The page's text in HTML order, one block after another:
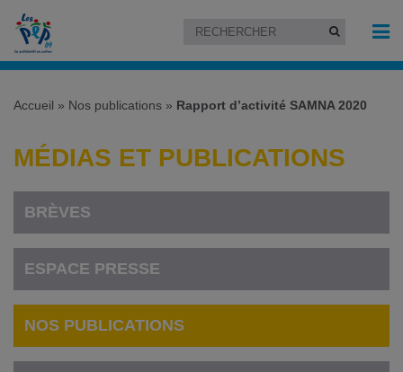
Accueil » Nos publications » Rapport d’activité SAMNA 2020
MÉDIAS ET PUBLICATIONS
BRÈVES
ESPACE PRESSE
NOS PUBLICATIONS